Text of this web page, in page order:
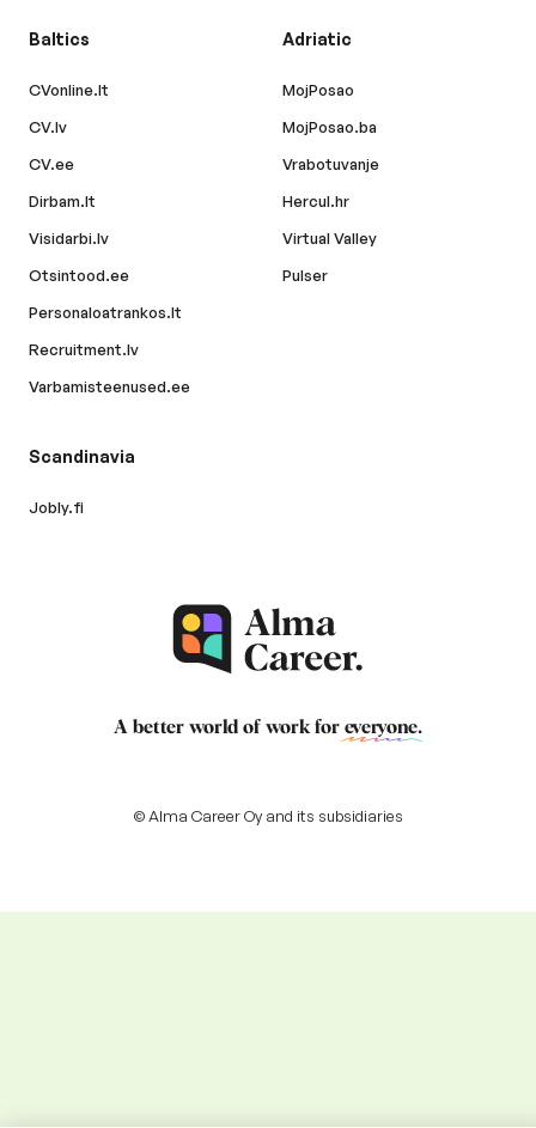
Baltics
CVonline.lt
CV.lv
CV.ee
Dirbam.lt
Visidarbi.lv
Otsintood.ee
Personaloatrankos.lt
Recruitment.lv
Varbamisteenused.ee
Adriatic
MojPosao
MojPosao.ba
Vrabotuvanje
Hercul.hr
Virtual Valley
Pulser
Scandinavia
Jobly.fi
A better world of work for everyone.
© Alma Career Oy and its subsidiaries